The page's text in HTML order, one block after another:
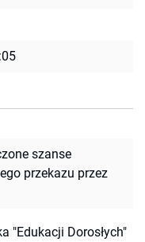
szanse
przekazu przez
"Edukacji Dorosłych"